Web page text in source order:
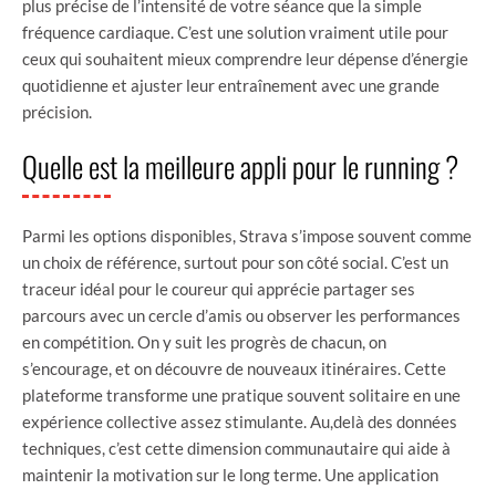
plus précise de l’intensité de votre séance que la simple
fréquence cardiaque. C’est une solution vraiment utile pour
ceux qui souhaitent mieux comprendre leur dépense d’énergie
quotidienne et ajuster leur entraînement avec une grande
précision.
Quelle est la meilleure appli pour le running ?
Parmi les options disponibles, Strava s’impose souvent comme
un choix de référence, surtout pour son côté social. C’est un
traceur idéal pour le coureur qui apprécie partager ses
parcours avec un cercle d’amis ou observer les performances
en compétition. On y suit les progrès de chacun, on
s’encourage, et on découvre de nouveaux itinéraires. Cette
plateforme transforme une pratique souvent solitaire en une
expérience collective assez stimulante. Au,delà des données
techniques, c’est cette dimension communautaire qui aide à
maintenir la motivation sur le long terme. Une application